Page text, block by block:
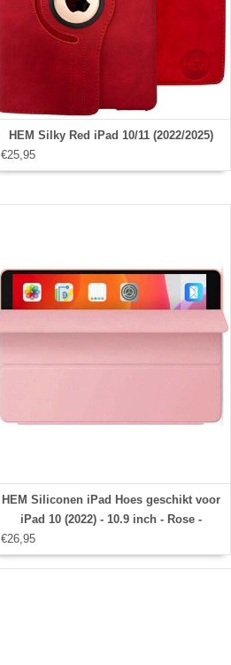
HEM Silky Red iPad 10/11 (2022/2025)
€25,95
HEM Siliconen iPad Hoes geschikt voor
iPad 10 (2022) - 10.9 inch - Rose -
Vouwbare Autowake Cover - iPad 10
2022 hoes - iPad 2022 Hoes - 10.9 inch
€26,95